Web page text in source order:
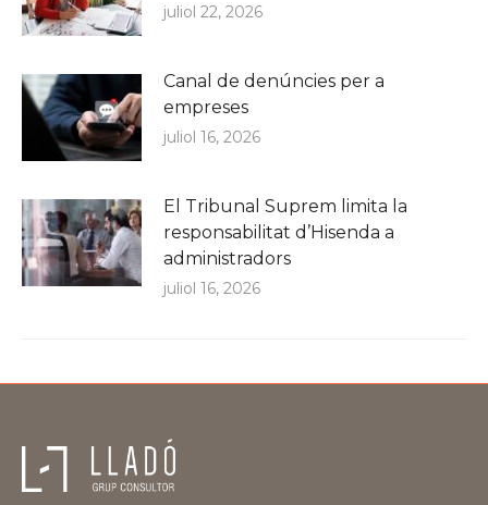
juliol 22, 2026
Canal de denúncies per a
empreses
juliol 16, 2026
El Tribunal Suprem limita la
responsabilitat d’Hisenda a
administradors
juliol 16, 2026